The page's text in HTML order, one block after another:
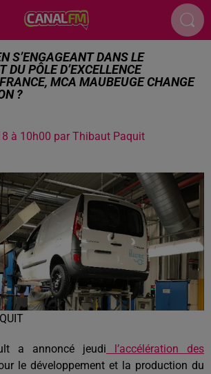
S’ENGAGEANT DANS LE
DU PÔLE D’EXCELLENCE
MCA MAUBEUGE CHANGE
?
à 10h00 par Thibaut Paquit
a annoncé jeudi l’accélération des
le développement et la production du